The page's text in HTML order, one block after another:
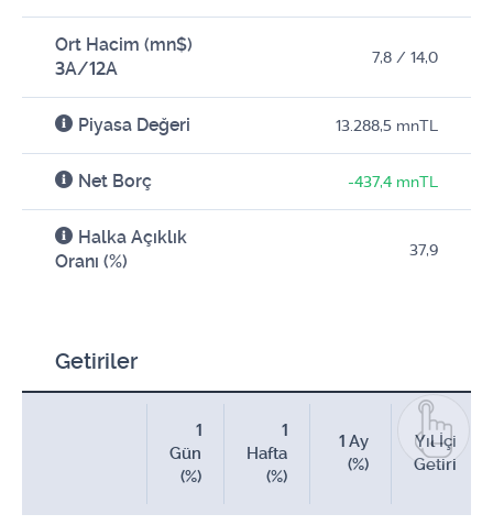
Ort Hacim (mn$)
3A/12A
7,8 / 14,0
Piyasa Değeri 13.288,5 mnTL
Net Borç -437,4 mnTL
Halka Açıklık
Oranı (%)
37,9
Getiriler
1
Gün
(%)
1
Hafta
(%)
1 Ay
(%)
Yıl İçi
Getiri